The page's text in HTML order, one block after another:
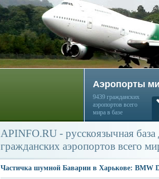
Аэропорты
9439 гражданских
аэропортов всего
мира в базе
APINFO.RU - русскоязычная
гражданских аэропортов всего
Частичка шумной Баварии в Харькове: BMW